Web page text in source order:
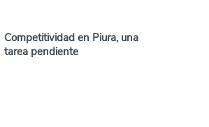
Competitividad en Piura, una
tarea pendiente